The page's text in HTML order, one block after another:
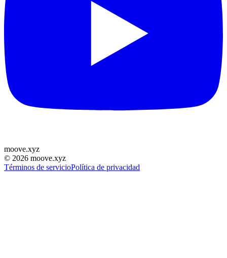
moove.xyz
© 2026 moove.xyz
Términos de servicioPolítica de privacidad